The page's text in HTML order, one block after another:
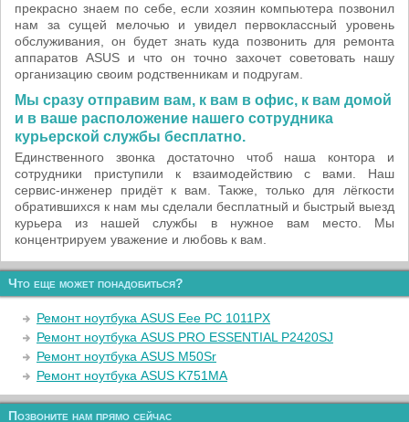
прекрасно знаем по себе, если хозяин компьютера позвонил
нам за сущей мелочью и увидел первоклассный уровень
обслуживания, он будет знать куда позвонить для ремонта
аппаратов ASUS и что он точно захочет советовать нашу
организацию своим родственникам и подругам.
Мы сразу отправим вам, к вам в офис, к вам домой
и в ваше расположение нашего сотрудника
курьерской службы бесплатно.
Единственного звонка достаточно чтоб наша контора и
сотрудники приступили к взаимодействию с вами. Наш
сервис-инженер придёт к вам. Также, только для лёгкости
обратившихся к нам мы сделали бесплатный и быстрый выезд
курьера из нашей службы в нужное вам место. Мы
концентрируем уважение и любовь к вам.
Что еще может понадобиться?
Ремонт ноутбука ASUS Eee PC 1011PX
Ремонт ноутбука ASUS PRO ESSENTIAL P2420SJ
Ремонт ноутбука ASUS M50Sr
Ремонт ноутбука ASUS K751MA
Позвоните нам прямо сейчас